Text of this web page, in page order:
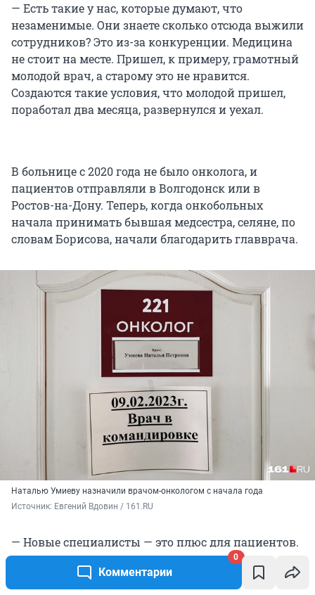
Комментарии
0
— Есть такие у нас, которые думают, что
незаменимые. Они знаете сколько отсюда выжили
сотрудников? Это из-за конкуренции. Медицина
не стоит на месте. Пришел, к примеру, грамотный
молодой врач, а старому это не нравится.
Создаются такие условия, что молодой пришел,
поработал два месяца, развернулся и уехал.
В больнице с 2020 года не было онколога, и
пациентов отправляли в Волгодонск или в
Ростов-на-Дону. Теперь, когда онкобольных
начала принимать бывшая медсестра, селяне, по
словам Борисова, начали благодарить главврача.
Наталью Умиеву назначили врачом-онкологом с начала года
Источник: Евгений Вдовин / 161.RU
— Новые специалисты — это плюс для пациентов.
Большинство людей благодарны, — уверяет
главврач и сам же возвращается к теме чудесного